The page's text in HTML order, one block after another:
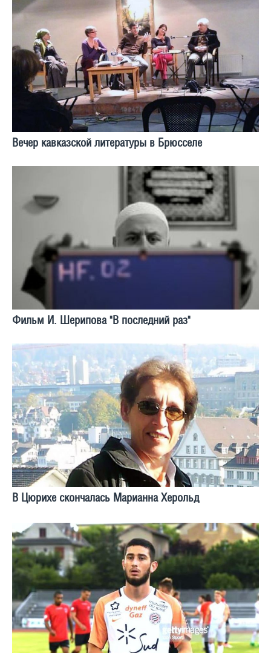
Вечер кавказской литературы в Брюсселе
Фильм И. Шерипова "В последний раз"
В Цюрихе скончалась Марианна Херольд